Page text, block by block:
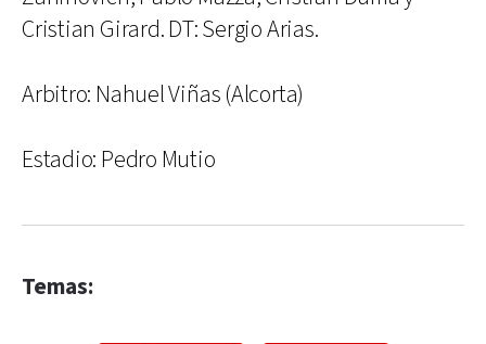
Cristian Girard. DT: Sergio Arias.
Arbitro: Nahuel Viñas (Alcorta)
Estadio: Pedro Mutio
Temas: